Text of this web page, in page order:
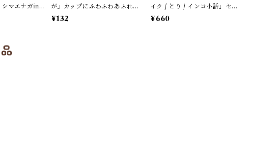
シマエナガin
と小鳥のア
り】
が」カップにふわふわあふれる
シマエナガ / カフェオレ色 / ク
¥132
イク / とり / インコ小話」セキ
セイ＆オカメ / 小鳥刺繍のハン
¥660